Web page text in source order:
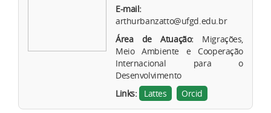
E-mail:
arthurbanzatto@ufgd.edu.br
Área de Atuação:
Migrações,
Meio Ambiente e Cooperação
Internacional para o
Desenvolvimento
Links:
Lattes Orcid